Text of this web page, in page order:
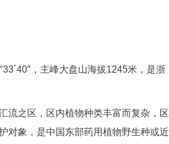
，主峰大盘山海拔1245米，是浙
流之区，区内植物种类丰富而复杂，区
对象，是中国东部药用植物野生种或近